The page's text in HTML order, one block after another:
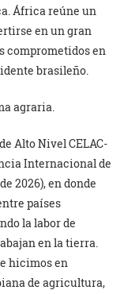
África reúne un
en un gran
comprometidos en
brasileño.
agraria.
Alto Nivel CELAC-
Internacional de
2026), en donde
países
la labor de
en la tierra.
hicimos en
de agricultura,